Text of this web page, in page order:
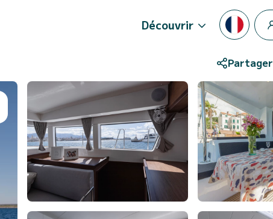
Découvrir
Partager